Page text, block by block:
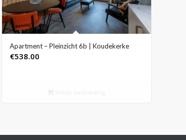
Apartment – Pleinzicht 6b | Koudekerke
€538.00